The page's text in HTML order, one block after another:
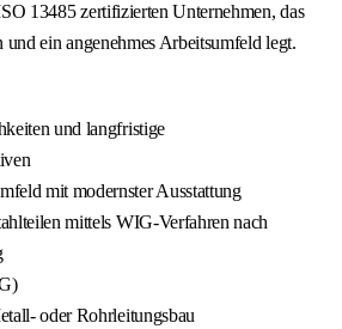
13485 zertifizierten Unternehmen, das
ein angenehmes Arbeitsumfeld legt.
und langfristige
mit modernster Ausstattung
mittels WIG-Verfahren nach
oder Rohrleitungsbau